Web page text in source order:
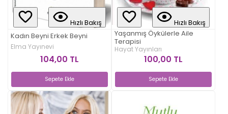
Hızlı Bakış
Kadın Beyni Erkek Beyni
Elma Yayınevi
104,00 TL
Sepete Ekle
Hızlı Bakış
Yaşanmış Öykülerle Aile
Terapisi
Hayat Yayınları
100,00 TL
Sepete Ekle